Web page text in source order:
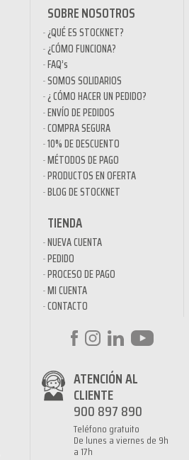
SOBRE NOSOTROS
¿QUÉ ES STOCKNET?
¿CÓMO FUNCIONA?
FAQ’s
SOMOS SOLIDARIOS
¿ CÓMO HACER UN PEDIDO?
ENVÍO DE PEDIDOS
COMPRA SEGURA
10% DE DESCUENTO
MÉTODOS DE PAGO
PRODUCTOS EN OFERTA
BLOG DE STOCKNET
TIENDA
NUEVA CUENTA
PEDIDO
PROCESO DE PAGO
MI CUENTA
CONTACTO
ATENCIÓN AL
CLIENTE
900 897 890
Teléfono gratuito
De lunes a viernes de 9h
a 17h